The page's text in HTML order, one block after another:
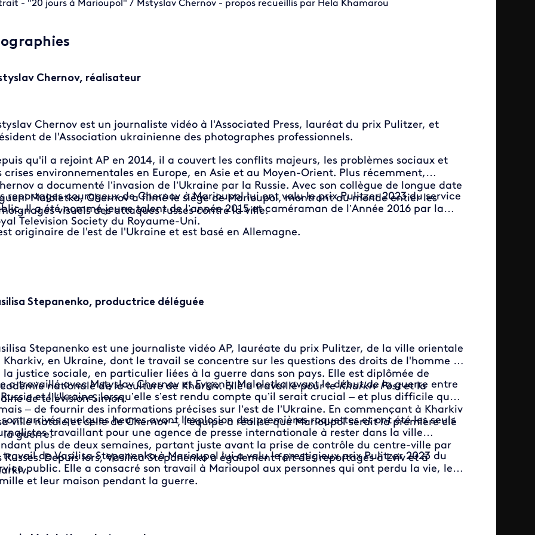
- "20 jours à Marioupol" / Mstyslav Chernov - propos recueillis par Hela Khamarou
Chernov, réalisateur
Chernov est un journaliste vidéo à l'Associated Press, lauréat du prix Pulitzer, et
de l'Association ukrainienne des photographes professionnels.
qu'il a rejoint AP en 2014, il a couvert les conflits majeurs, les problèmes sociaux et
crises environnementales en Europe, en Asie et au Moyen-Orient. Plus récemment,
a documenté l’invasion de l’Ukraine par la Russie. Avec son collègue de longue date
Maloletka, Chernov a filmé le siège de Marioupol, montrant au monde entier les
visuels des attaques russes contre la ville.
reportages courageux de Chernov à Marioupol lui ont valu le prix Pulitzer 2023 du service
Il a été nommé jeune talent de l’année 2015 et caméraman de l’Année 2016 par la
Television Society du Royaume-Uni.
est originaire de l'est de l'Ukraine et est basé en Allemagne.
Stepanenko, productrice déléguée
Stepanenko est une journaliste vidéo AP, lauréate du prix Pulitzer, de la ville orientale
Kharkiv, en Ukraine, dont le travail se concentre sur les questions des droits de l'homme et
la justice sociale, en particulier liées à la guerre dans son pays. Elle est diplômée de
nationale de la culture de Kharkiv. Elle a travaillé pour leKharkiv Postet la
de télévision Simon.
a travaillé avec Mstyslav Chernov et Evgeniy Maloletka avant le début de la guerre entre
et l’Ukraine, lorsqu’elle s’est rendu compte qu’il serait crucial – et plus difficile que
– de fournir des informations précises sur l’est de l’Ukraine. En commençant à Kharkiv
ville natale et celle de Chernov –, l’équipe a réalisé que Marioupol serait la première clé
la guerre.
sont arrivés quelques heures avant l'explosion des premières roquettes et ont été les seuls
travaillant pour une agence de presse internationale à rester dans la ville
plus de deux semaines, partant juste avant la prise de contrôle du centre-ville par
Russes. Depuis lors, Vasilisa Stepanenko a également fait des reportages à Lviv et à
travail de Vasilisa Stepanenko à Marioupol lui a valu le prestigieux prix Pulitzer 2023 du
public. Elle a consacré son travail à Marioupol aux personnes qui ont perdu la vie, leur
et leur maison pendant la guerre.